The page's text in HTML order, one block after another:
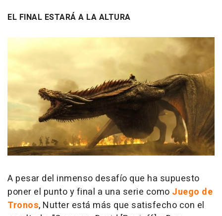
EL FINAL ESTARÁ A LA ALTURA
A pesar del inmenso desafío que ha supuesto
poner el punto y final a una serie como Juego de
Tronos, Nutter está más que satisfecho con el